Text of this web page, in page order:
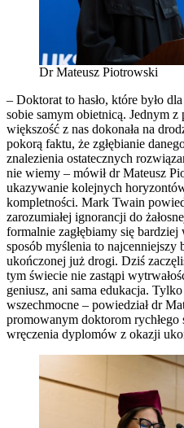
Dr Mateusz Piotrowski
– Doktorat to hasło, które było
sobie samym obietnicą. Jednym
większość z nas dokonała na
pokorą faktu, że zgłębianie
znalezienia ostatecznych
nie wiemy – mówił dr Mateusz
ukazywanie kolejnych
kompletności. Mark Twain
zarozumiałej ignorancji do
formalnie zagłębiamy się
sposób myślenia to najcenniejszy
ukończonej już drogi. Dziś
tym świecie nie zastąpi
geniusz, ani sama edukacja.
wszechmocne – powiedział dr
promowanym doktorom rychłego
wręczenia dyplomów z okazji